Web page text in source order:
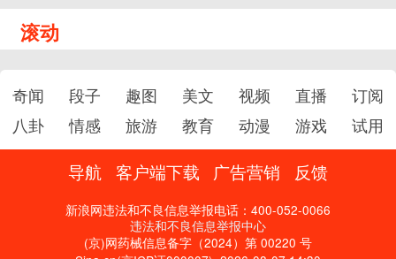
滚动
奇闻 段子 趣图 美文 视频 直播
订阅
八卦
情感 旅游 教育 动漫 游戏 试用
导航 客户端下载 广告营销 反馈
新浪网违法和不良信息举报电话：400-052-0066
违法和不良信息举报中心
(京)网药械信息备字（2024）第 00220 号